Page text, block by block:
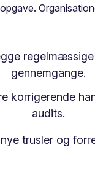
gennemgange.
korrigerende
audits.
trusler og